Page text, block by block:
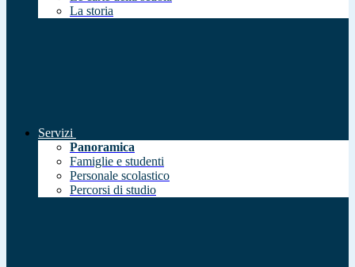
La storia
Servizi
Panoramica
Famiglie e studenti
Personale scolastico
Percorsi di studio